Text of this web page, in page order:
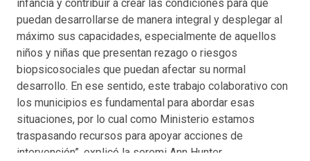
infancia y contribuir a crear las condiciones para que
puedan desarrollarse de manera integral y desplegar al
máximo sus capacidades, especialmente de aquellos
niños y niñas que presentan rezago o riesgos
biopsicosociales que puedan afectar su normal
desarrollo. En ese sentido, este trabajo colaborativo con
los municipios es fundamental para abordar esas
situaciones, por lo cual como Ministerio estamos
traspasando recursos para apoyar acciones de
intervención”, explicó la seremi Ann Hunter.